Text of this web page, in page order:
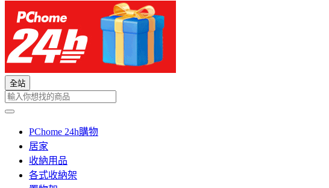
全站
PChome 24h購物
居家
收納用品
各式收納架